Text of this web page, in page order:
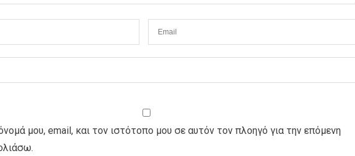
μου, email, και τον ιστότοπο μου σε αυτόν τον πλοηγό για την επόμενη